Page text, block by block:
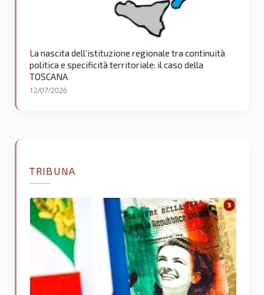
La nascita dell’istituzione regionale tra continuità
politica e specificità territoriale: il caso della
TOSCANA
12/07/2026
TRIBUNA